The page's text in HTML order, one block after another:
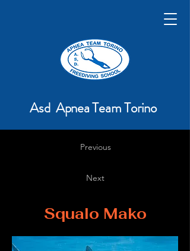
Asd Apnea Team Torino
Previous
Next
Squalo Mako